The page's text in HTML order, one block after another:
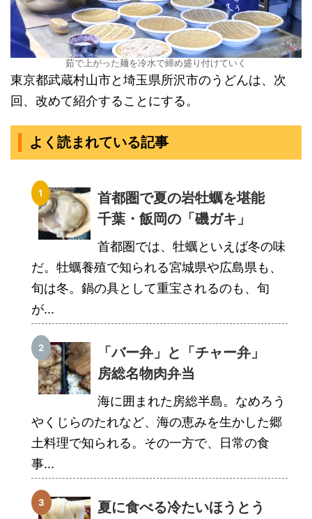
茹で上がった麺を冷水で締め盛り付けていく
東京都武蔵村山市と埼玉県所沢市のうどんは、次
回、改めて紹介することにする。
よく読まれている記事
首都圏で夏の岩牡蠣を堪能
千葉・飯岡の「磯ガキ」
首都圏では、牡蠣といえば冬の味
だ。牡蠣養殖で知られる宮城県や広島県も、
旬は冬。鍋の具として重宝されるのも、旬
が...
「バー弁」と「チャー弁」
房総名物肉弁当
海に囲まれた房総半島。なめろう
やくじらのたれなど、海の恵みを生かした郷
土料理で知られる。その一方で、日常の食
事...
夏に食べる冷たいほうとう